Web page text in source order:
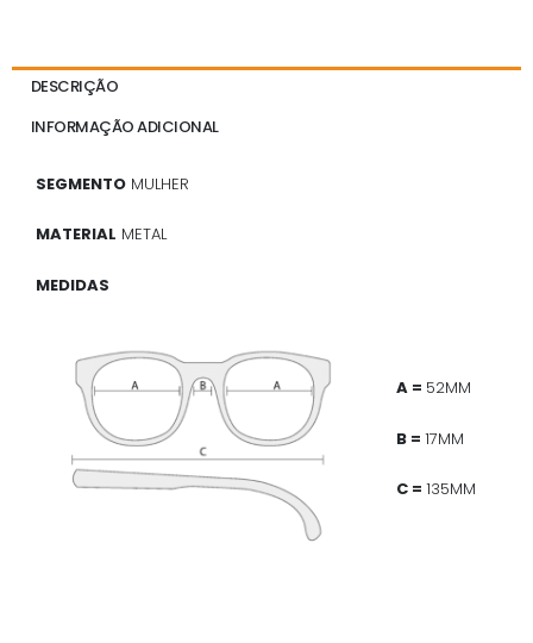
DESCRIÇÃO
INFORMAÇÃO ADICIONAL
SEGMENTO MULHER
MATERIAL METAL
MEDIDAS
A = 52MM
B = 17MM
C = 135MM